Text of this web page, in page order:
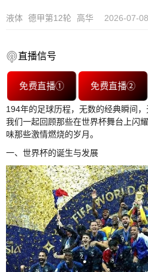
液体 德甲第12轮 高华 2026-07-
直播信号
免费直播① 免费直播②
194年的足球历程，无数的经典瞬间
我们一起回顾那些在世界杯舞台上闪
味那些激情燃烧的岁月。
一、世界杯的诞生与发展